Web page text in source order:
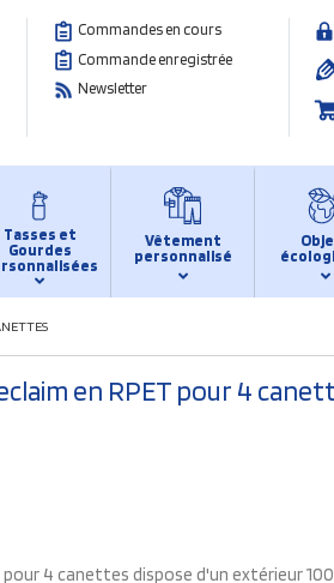
Commandes en cours
Commande enregistrée
Newsletter
Tasses et
Gourdes
Vêtement
personnalisé
en RPET pour 4
4 canettes dispose d'un extérieur